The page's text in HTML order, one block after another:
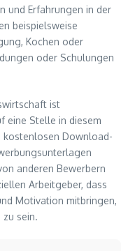
und Erfahrungen in der
beispielsweise
Kochen oder
oder Schulungen
ist
eine Stelle in diesem
kostenlosen Download-
anderen Bewerbern
Arbeitgeber, dass
Motivation mitbringen,
sein.